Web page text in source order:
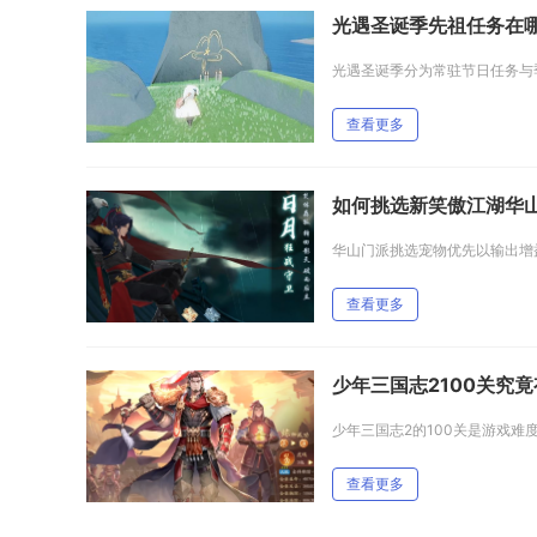
光遇圣诞季先祖任务在
查看更多
如何挑选新笑傲江湖华
查看更多
少年三国志2100关究
查看更多